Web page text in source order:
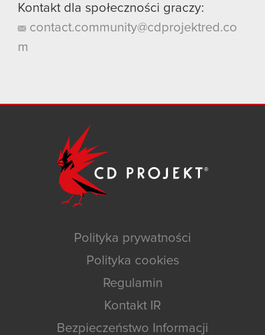
Kontakt dla społeczności graczy:
contact.community@cdprojektred.co
m
Polityka prywatności
Polityka cookies
Regulamin
Kontakt IR
Bezpieczeństwo Informacji